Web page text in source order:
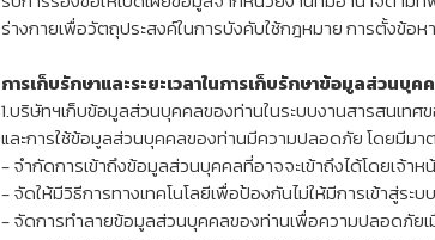
ร่างกายเพื่อวัตถุประสงค์ในการบังคับใช้กฎหมาย การตั้งข้อ
การเก็บรักษาและระยะเวลาในการเก็บรักษาข้อมูลส่วนบุค
1.บริษัทฯเก็บข้อมูลส่วนบุคคลของท่านในระบบงานสารสนเท
และการใช้ข้อมูลส่วนบุคคลของท่านมีความปลอดภัย โดยมี
- จำกัดการเข้าถึงข้อมูลส่วนบุคคลที่อาจจะเข้าถึงได้โดยเจ้
- จัดให้มีวิธีการทางเทคโนโลยีเพื่อป้องกันไม่ให้มีการเข้าสู่
- จัดการทำลายข้อมูลส่วนบุคคลของท่านเพื่อความปลอดภัย